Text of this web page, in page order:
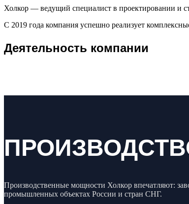
Холкор — ведущий специалист в проектировании и
С 2019 года компания успешно реализует
Деятельность компании
Производственные мощности Холкор впечатляют:
промышленных объектах России и стран СНГ.